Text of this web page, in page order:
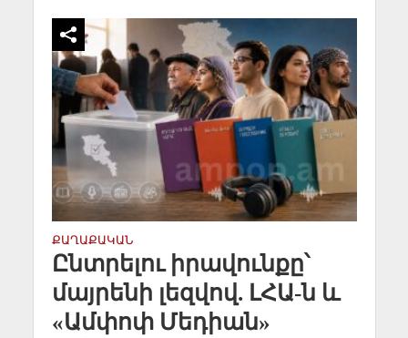
ՔԱՂԱՔԱԿԱՆ
Ընտրելու իրավունքը՝
մայրենի լեզվով. ԼՀԱ-ն և
«Ամփոփ Մեդիան»